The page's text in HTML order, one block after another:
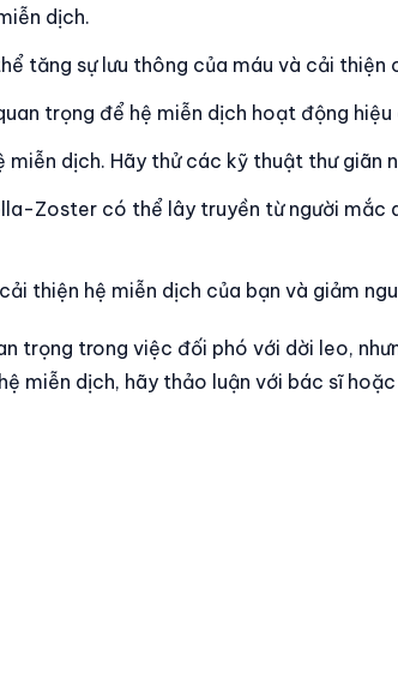
dịch.
tăng sự lưu thông của máu và cải
trọng để hệ miễn dịch hoạt động
dịch. Hãy thử các kỹ thuật thư
Zoster có thể lây truyền từ người mắc
thiện hệ miễn dịch của bạn và giảm
trọng trong việc đối phó với dời leo,
miễn dịch, hãy thảo luận với bác sĩ